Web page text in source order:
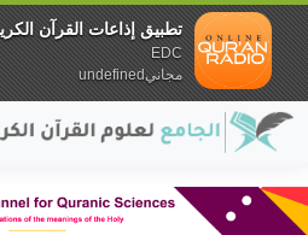
تطبيق إذاعات القرآن
EDC
مجانيundefined